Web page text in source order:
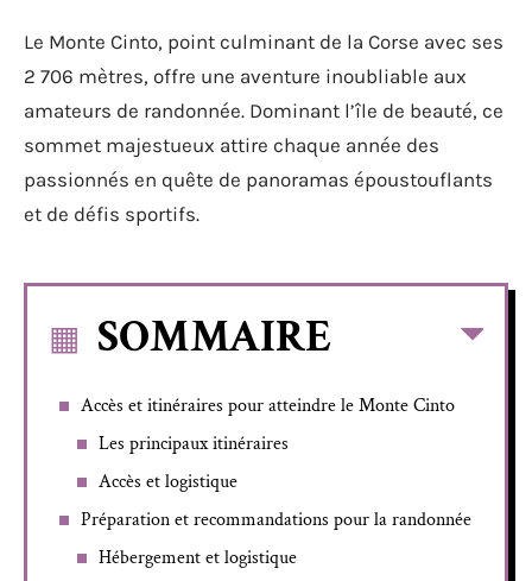
Le Monte Cinto, point culminant de la Corse avec ses
2 706 mètres, offre une aventure inoubliable aux
amateurs de randonnée. Dominant l’île de beauté, ce
sommet majestueux attire chaque année des
passionnés en quête de panoramas époustouflants
et de défis sportifs.
SOMMAIRE
Accès et itinéraires pour atteindre le Monte Cinto
Les principaux itinéraires
Accès et logistique
Préparation et recommandations pour la randonnée
Hébergement et logistique